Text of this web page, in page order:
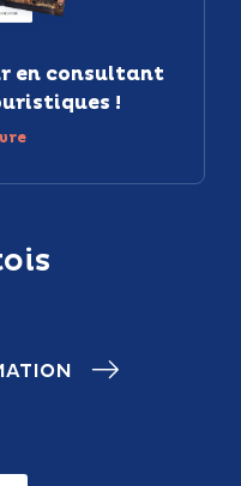
en consultant
!